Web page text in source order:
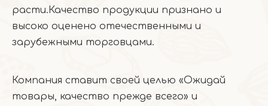
расти.Качество продукции признано и
высоко оценено отечественными и
зарубежными торговцами.
Компания ставит своей целью «Ожидай
товары, качество прежде всего» и